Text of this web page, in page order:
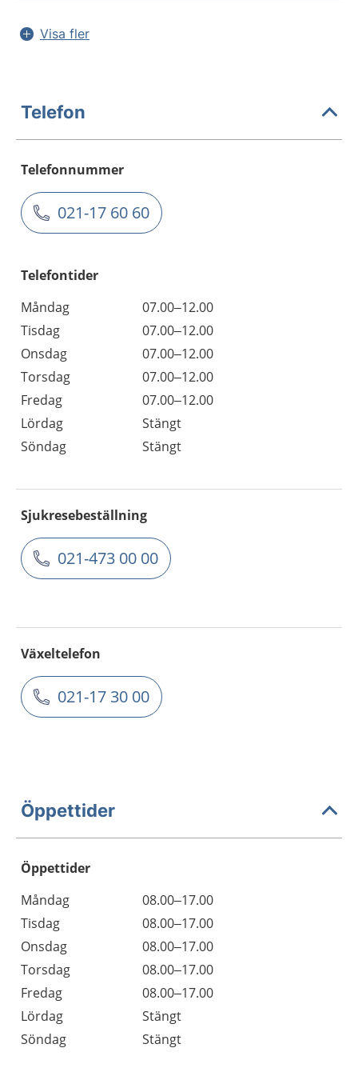
Visa fler
Telefon
Telefonnummer
021-17 60 60
Telefontider
Måndag
07.00–12.00
Tisdag
07.00–12.00
Onsdag
07.00–12.00
Torsdag
07.00–12.00
Fredag
07.00–12.00
Lördag
Stängt
Söndag
Stängt
Sjukresebeställning
021-473 00 00
Växeltelefon
021-17 30 00
Öppettider
Öppettider
Dag
Öppettider
Kommentarer
Måndag
08.00–17.00
Tisdag
08.00–17.00
Onsdag
08.00–17.00
Torsdag
08.00–17.00
Fredag
08.00–17.00
Lördag
Stängt
Söndag
Stängt